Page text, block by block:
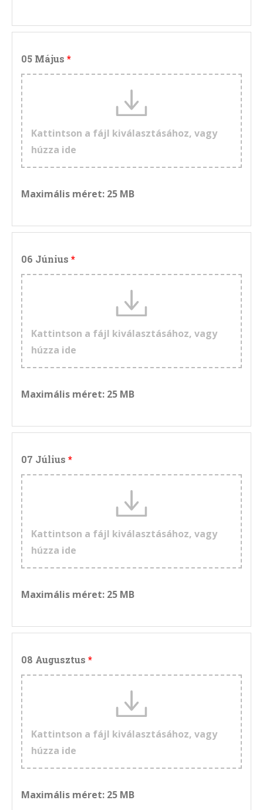
05 Május
Kattintson a fájl kiválasztásához, vagy
húzza ide
Maximális méret: 25 MB
06 Június
Kattintson a fájl kiválasztásához, vagy
húzza ide
Maximális méret: 25 MB
07 Július
Kattintson a fájl kiválasztásához, vagy
húzza ide
Maximális méret: 25 MB
08 Augusztus
Kattintson a fájl kiválasztásához, vagy
húzza ide
Maximális méret: 25 MB